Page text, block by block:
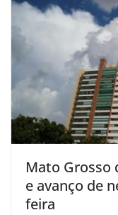
Mato Grosso
e avanço de
feira